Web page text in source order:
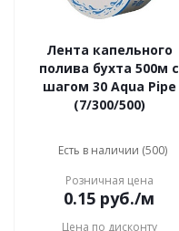
Лента капельного
полива бухта 500м с
шагом 30 Aqua Pipe
(7/300/500)
Есть в наличии (500)
Розничная цена
0.15 руб./м
Цена по дисконту